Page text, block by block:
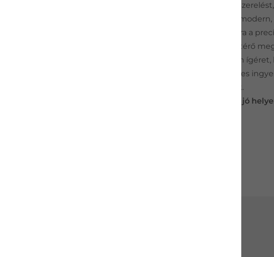
Tapasztalt csapatunk
Budapesten és környékén,
berendezésekkel. Számunkra a
elégedettség az első. Visszatérő
hogy nálunk a minőség nem
garanciát vállalunk és előzetes
a legjobb klímát ajánlhassuk.
Ha biztos megoldást keres, jó